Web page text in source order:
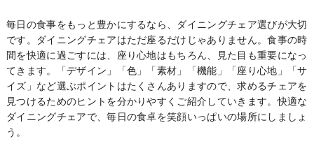
毎日の食事をもっと豊かにするなら、ダイニングチェア選びが大切
です。ダイニングチェアはただ座るだけじゃありません。食事の時
間を快適に過ごすには、座り心地はもちろん、見た目も重要になっ
てきます。「デザイン」「色」「素材」「機能」「座り心地」「サ
イズ」など選ぶポイントはたくさんありますので、求めるチェアを
見つけるためのヒントを分かりやすくご紹介していきます。快適な
ダイニングチェアで、毎日の食卓を笑顔いっぱいの場所にしましょ
う。